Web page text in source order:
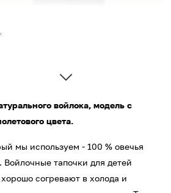
войлока, модель с
цвета.
мы используем - 100 % овечья
Войлочные тапочки для детей
согревают в холода и